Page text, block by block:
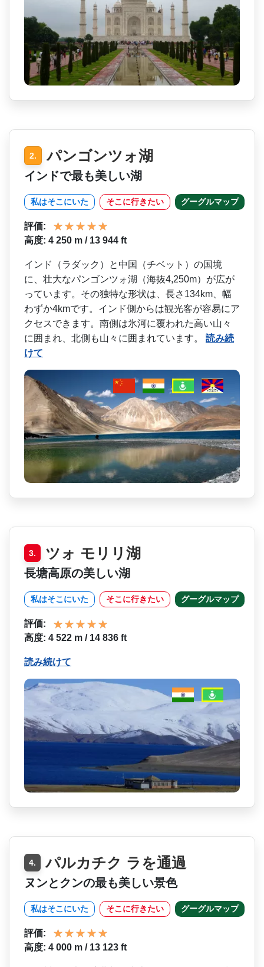
2. パンゴンツォ湖
インドで最も美しい湖
私はそこにいた そこに行きたい グーグルマップ
評価:
高度: 4 250 m / 13 944 ft
インド（ラダック）と中国（­チベット）の国境
に、壮大なパンゴンツォ湖（海抜4­,250m）が広が
っています。その独特な形状は、­長さ134km、幅
わずか4kmです。インド側から­は観光客が容易にア
クセスできます。南側は氷河に覆­われた高い山々
に囲まれ、北側も山々に囲まれていま­す。 読み続
けて
3. ツォ モリリ湖
長塘高原の美しい湖
私はそこにいた そこに行きたい グーグルマップ
評価:
高度: 4 522 m / 14 836 ft
読み続けて
4. パルカチク ラを通過
ヌンとクンの最も美しい景色
私はそこにいた そこに行きたい グーグルマップ
評価:
高度: 4 000 m / 13 123 ft